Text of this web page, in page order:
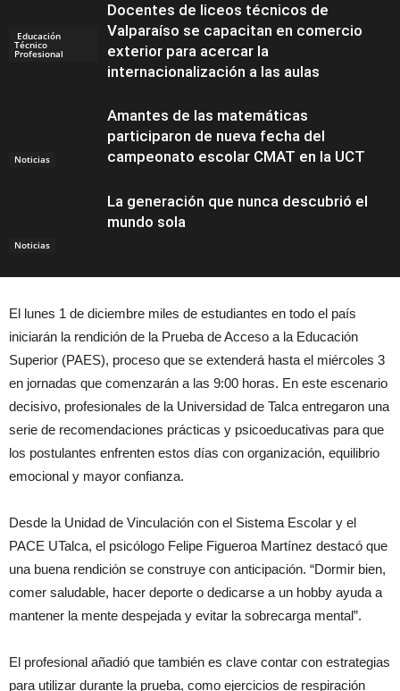
Educación
Técnico
Profesional
Docentes de liceos técnicos de
Valparaíso se capacitan en comercio
exterior para acercar la
internacionalización a las aulas
Noticias
Amantes de las matemáticas
participaron de nueva fecha del
campeonato escolar CMAT en la UCT
Noticias
La generación que nunca descubrió el
mundo sola
El lunes 1 de diciembre miles de estudiantes en todo el país
iniciarán la rendición de la Prueba de Acceso a la Educación
Superior (PAES), proceso que se extenderá hasta el miércoles 3
en jornadas que comenzarán a las 9:00 horas. En este escenario
decisivo, profesionales de la Universidad de Talca entregaron una
serie de recomendaciones prácticas y psicoeducativas para que
los postulantes enfrenten estos días con organización, equilibrio
emocional y mayor confianza.
Desde la Unidad de Vinculación con el Sistema Escolar y el
PACE UTalca, el psicólogo Felipe Figueroa Martínez destacó que
una buena rendición se construye con anticipación. “Dormir bien,
comer saludable, hacer deporte o dedicarse a un hobby ayuda a
mantener la mente despejada y evitar la sobrecarga mental”.
El profesional añadió que también es clave contar con estrategias
para utilizar durante la prueba, como ejercicios de respiración